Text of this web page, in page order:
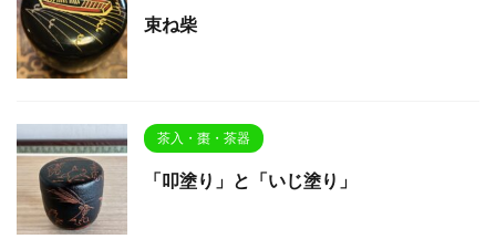
束ね柴
茶入・棗・茶器
「叩塗り」と「いじ塗り」